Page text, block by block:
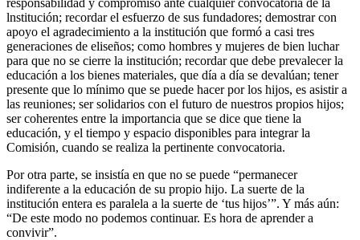
lnstitución; recordar el esfuerzo de sus fundadores; demostrar con
apoyo el agradecimiento a la institución que formó a casi tres
generaciones de eliseños; como hombres y mujeres de bien luchar
para que no se cierre la institución; recordar que debe prevalecer la
educación a los bienes materiales, que día a día se devalúan; tener
presente que lo mínimo que se puede hacer por los hijos, es asistir a
las reuniones; ser solidarios con el futuro de nuestros propios hijos;
ser coherentes entre la importancia que se dice que tiene la
educación, y el tiempo y espacio disponibles para integrar la
Comisión, cuando se realiza la pertinente convocatoria.
Por otra parte, se insistía en que no se puede “permanecer
indiferente a la educación de su propio hijo. La suerte de la
institución entera es paralela a la suerte de ‘tus hijos’”. Y más aún:
“De este modo no podemos continuar. Es hora de aprender a
convivir”.